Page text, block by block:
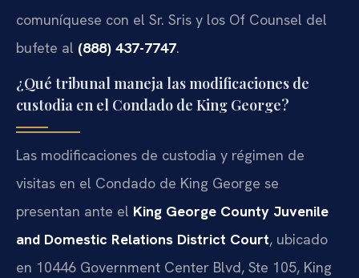
comuníquese con el Sr. Sris y los Of Counsel del
bufete al (888) 437-7747.
¿Qué tribunal maneja las modificaciones de
custodia en el Condado de King George?
Las modificaciones de custodia y régimen de
visitas en el Condado de King George se
presentan ante el King George County Juvenile
and Domestic Relations District Court, ubicado
en 10446 Government Center Blvd, Ste 105, King